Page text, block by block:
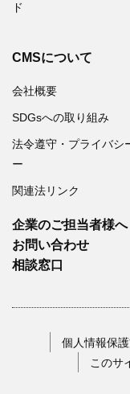
ド
CMSについて
会社概要
SDGsへの取り組み
法令遵守・プライバシ
ー
関連法リンク
企業のご担当者様へ
お問い合わせ
相談窓口
個人情報保
このサ